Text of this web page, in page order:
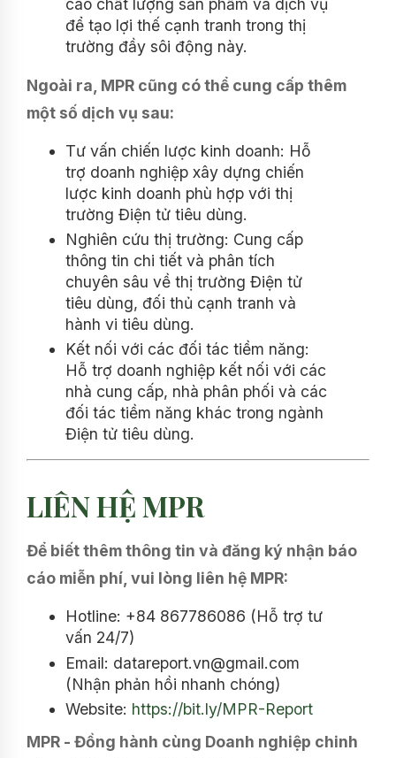
để tạo lợi thế cạnh tranh trong thị
trường đầy sôi động này.
Ngoài ra, MPR cũng có thể cung cấp thêm
một số dịch vụ sau:
Tư vấn chiến lược kinh doanh: Hỗ
trợ doanh nghiệp xây dựng chiến
lược kinh doanh phù hợp với thị
trường Điện tử tiêu dùng.
Nghiên cứu thị trường: Cung cấp
thông tin chi tiết và phân tích
chuyên sâu về thị trường Điện tử
tiêu dùng, đối thủ cạnh tranh và
hành vi tiêu dùng.
Kết nối với các đối tác tiềm năng:
Hỗ trợ doanh nghiệp kết nối với các
nhà cung cấp, nhà phân phối và các
đối tác tiềm năng khác trong ngành
Điện tử tiêu dùng.
LIÊN HỆ MPR
Để biết thêm thông tin và đăng ký nhận báo
cáo miễn phí, vui lòng liên hệ MPR:
Hotline: +84 867786086 (Hỗ trợ tư
vấn 24/7)
Email: datareport.vn@gmail.com
(Nhận phản hồi nhanh chóng)
Website: https://bit.ly/MPR-Report
MPR - Đồng hành cùng Doanh nghiệp chinh